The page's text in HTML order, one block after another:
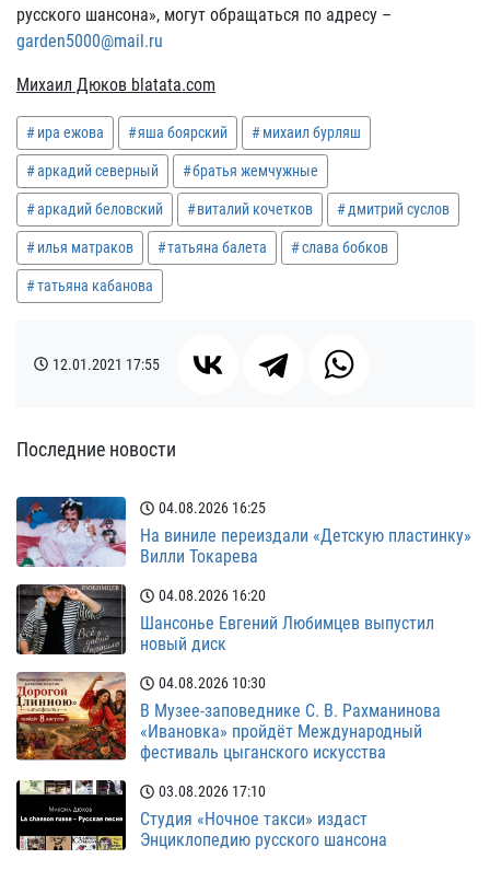
русского шансона», могут обращаться по адресу –
garden5000@mail.ru
Михаил Дюков blatata.com
ира ежова яша боярский михаил бурляш
аркадий северный братья жемчужные
аркадий беловский виталий кочетков дмитрий суслов
илья матраков татьяна балета слава бобков
татьяна кабанова
12.01.2021 17:55
Последние новости
04.08.2026 16:25
На виниле переиздали «Детскую пластинку»
Вилли Токарева
04.08.2026 16:20
Шансонье Евгений Любимцев выпустил
новый диск
04.08.2026 10:30
В Музее-заповеднике С. В. Рахманинова
«Ивановка» пройдёт Международный
фестиваль цыганского искусства
03.08.2026 17:10
Студия «Ночное такси» издаст
Энциклопедию русского шансона